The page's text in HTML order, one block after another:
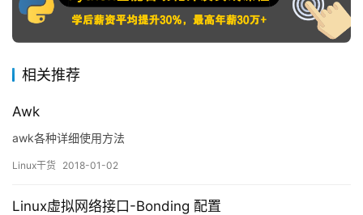
相关推荐
Awk
awk各种详细使用方法
Linux干货 2018-01-02
Linux虚拟网络接口-Bonding 配置